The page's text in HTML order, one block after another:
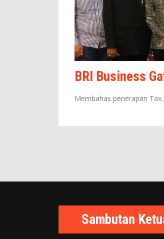
BRI Business
Membahas penerapan
Sambutan